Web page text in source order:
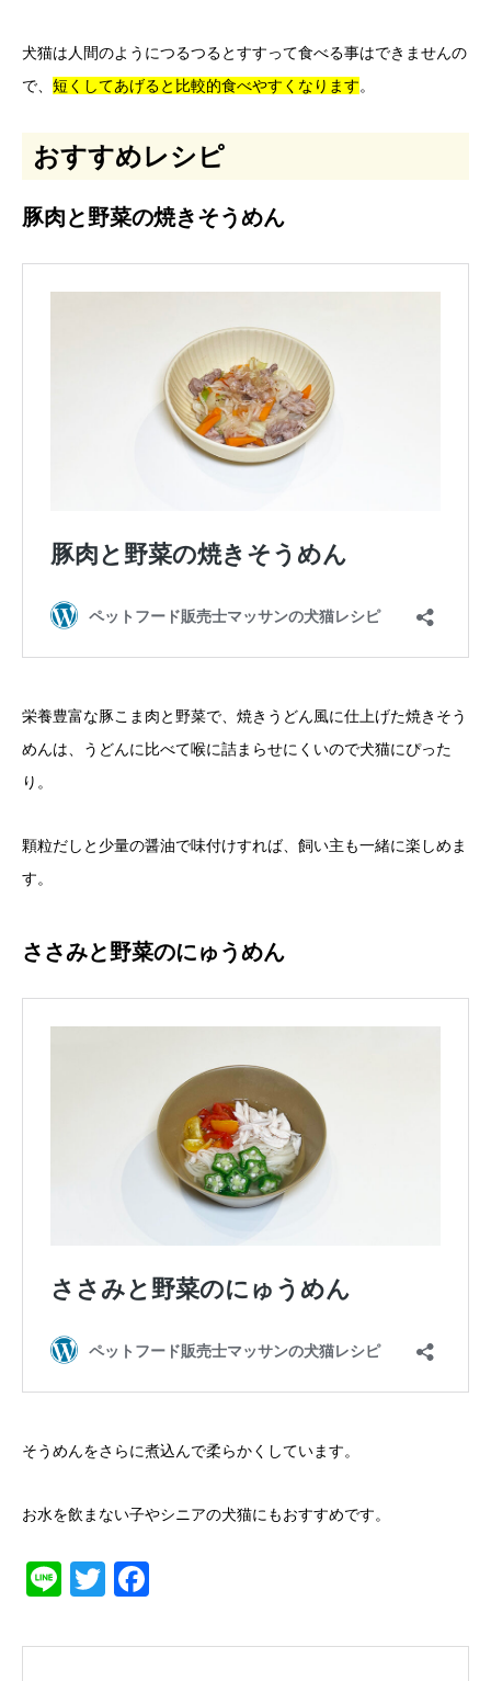
犬猫は人間のようにつるつるとすすって食べる事はできませんの
で、 短くしてあげると比較的食べやすくなります。
おすすめレシピ
豚肉と野菜の焼きそうめん
栄養豊富な豚こま肉と野菜で、焼きうどん風に仕上げた焼きそう
めんは、うどんに比べて喉に詰まらせにくいので犬猫にぴった
り。
顆粒だしと少量の醤油で味付けすれば、飼い主も一緒に楽しめま
す。
ささみと野菜のにゅうめん
そうめんをさらに煮込んで柔らかくしています。
お水を飲まない子やシニアの犬猫にもおすすめです。
LineTwitter